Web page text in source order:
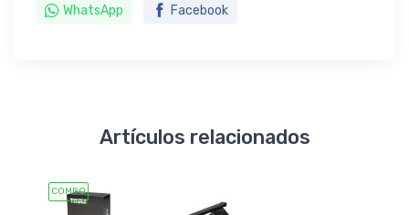
WhatsApp Facebook
Artículos relacionados
COMBO